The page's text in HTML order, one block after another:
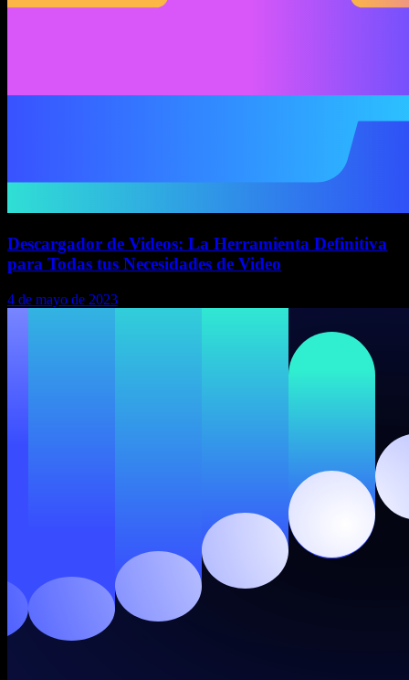
Descargador de Videos: La Herramienta Definitiva
para Todas tus Necesidades de Video
4 de mayo de 2023